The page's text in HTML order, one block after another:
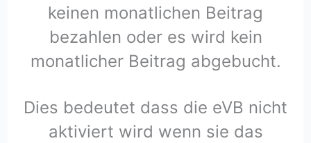
keinen monatlichen Beitrag
bezahlen oder es wird kein
monatlicher Beitrag abgebucht.
Dies bedeutet dass die eVB nicht
aktiviert wird wenn sie das